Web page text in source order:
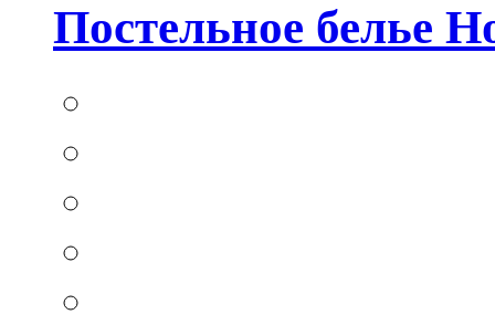
Постельное белье